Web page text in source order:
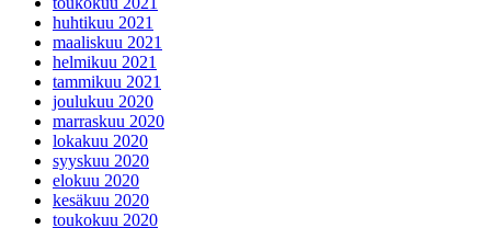
huhtikuu 2021
maaliskuu 2021
helmikuu 2021
tammikuu 2021
joulukuu 2020
marraskuu 2020
lokakuu 2020
syyskuu 2020
elokuu 2020
kesäkuu 2020
toukokuu 2020